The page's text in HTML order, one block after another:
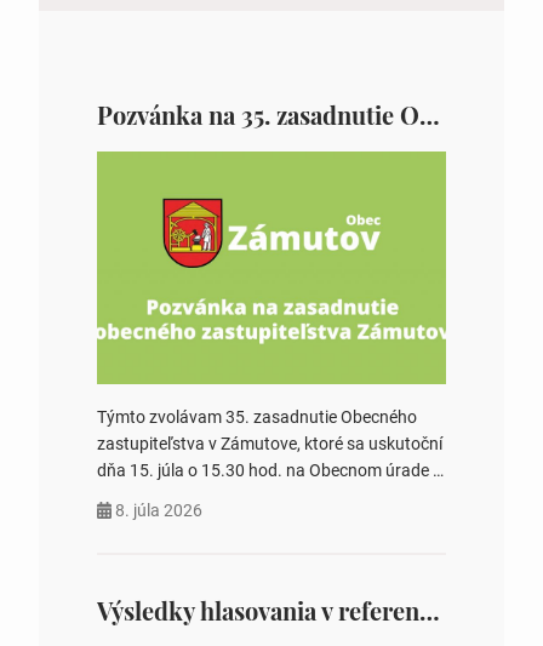
Pozvánka na 35. zasadnutie OZ v Zámutove
Týmto zvolávam 35. zasadnutie Obecného
zastupiteľstva v Zámutove, ktoré sa uskutoční
dňa 15. júla o 15.30 hod. na Obecnom úrade v
rokovania 2. Schválenie návrhovej komisie a
zastupiteľstiev, počtu poslancov obecných
zastupiteľstiev v nich 4. Schválenie odpredaja
8. júla 2026
Výsledky hlasovania v referende 2026